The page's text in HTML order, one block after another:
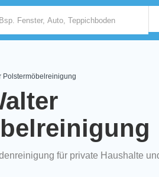
Polstermöbelreinigung
für private Haushalte